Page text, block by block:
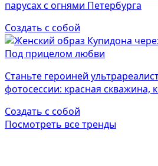
парусах с огнями Петербурга
Создать с собой
Под прицелом любви
Станьте героиней
фотосессии: красная скважина,
Создать с собой
Посмотреть все тренды